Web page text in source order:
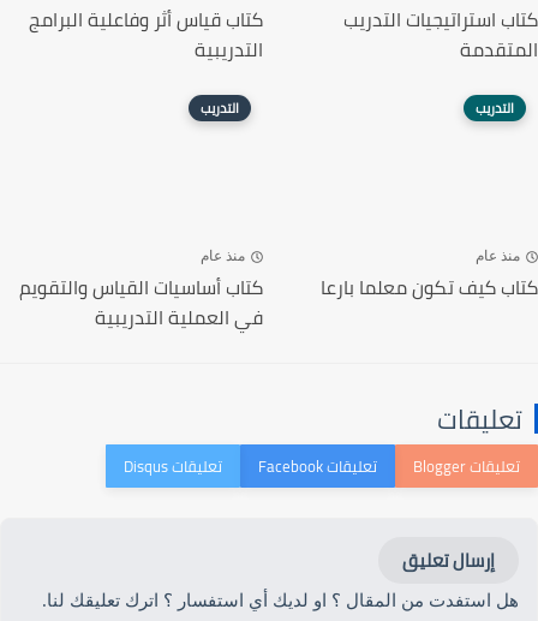
كتاب استراتيجيات التدريب
المتقدمة
كتاب قياس أثر وفاعلية البرامج
التدريبية
التدريب
منذ عام
كتاب كيف تكون معلما بارعا
التدريب
منذ عام
كتاب أساسيات القياس والتقويم
في العملية التدريبية
تعليقات
إرسال تعليق
هل استفدت من المقال ؟ او لديك أي استفسار ؟ اترك تعليقك لنا.